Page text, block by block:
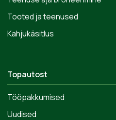
Tooted ja teenused
Kahjukäsitlus
Topautost
Tööpakkumised
Uudised